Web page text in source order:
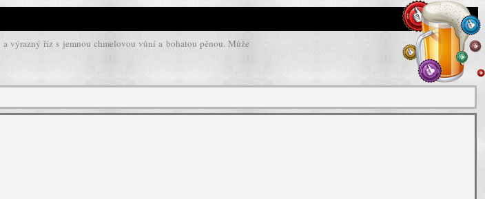
výrazný říz s jemnou chmelovou vůní a bohatou pěnou. Může